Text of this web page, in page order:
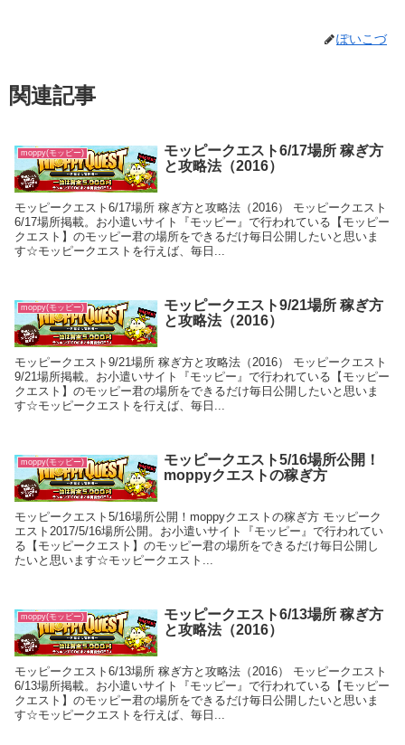
ぽいこづ
関連記事
moppy(モッピー)
モッピークエスト6/17場所 稼ぎ方
と攻略法（2016）
モッピークエスト6/17場所 稼ぎ方と攻略法（2016） モッピークエスト
6/17場所掲載。お小遣いサイト『モッピー』で行われている【モッピー
クエスト】のモッピー君の場所をできるだけ毎日公開したいと思いま
す☆モッピークエストを行えば、毎日...
moppy(モッピー)
モッピークエスト9/21場所 稼ぎ方
と攻略法（2016）
モッピークエスト9/21場所 稼ぎ方と攻略法（2016） モッピークエスト
9/21場所掲載。お小遣いサイト『モッピー』で行われている【モッピー
クエスト】のモッピー君の場所をできるだけ毎日公開したいと思いま
す☆モッピークエストを行えば、毎日...
moppy(モッピー)
モッピークエスト5/16場所公開！
moppyクエストの稼ぎ方
モッピークエスト5/16場所公開！moppyクエストの稼ぎ方 モッピーク
エスト2017/5/16場所公開。お小遣いサイト『モッピー』で行われてい
る【モッピークエスト】のモッピー君の場所をできるだけ毎日公開し
たいと思います☆モッピークエスト...
moppy(モッピー)
モッピークエスト6/13場所 稼ぎ方
と攻略法（2016）
モッピークエスト6/13場所 稼ぎ方と攻略法（2016） モッピークエスト
6/13場所掲載。お小遣いサイト『モッピー』で行われている【モッピー
クエスト】のモッピー君の場所をできるだけ毎日公開したいと思いま
す☆モッピークエストを行えば、毎日...